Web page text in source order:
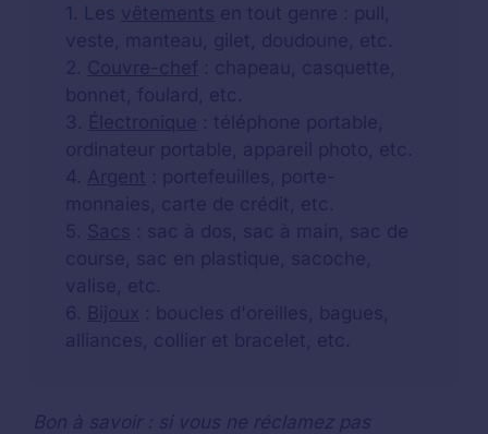
1. Les vêtements en tout genre : pull,
veste, manteau, gilet, doudoune, etc.
2. Couvre-chef : chapeau, casquette,
bonnet, foulard, etc.
3. Électronique : téléphone portable,
ordinateur portable, appareil photo, etc.
4. Argent : portefeuilles, porte-
monnaies, carte de crédit, etc.
5. Sacs : sac à dos, sac à main, sac de
course, sac en plastique, sacoche,
valise, etc.
6. Bijoux : boucles d'oreilles, bagues,
alliances, collier et bracelet, etc.
Bon à savoir : si vous ne réclamez pas